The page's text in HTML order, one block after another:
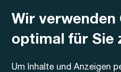
Wir verwenden
optimal für Sie
Um Inhalte und Anzeigen